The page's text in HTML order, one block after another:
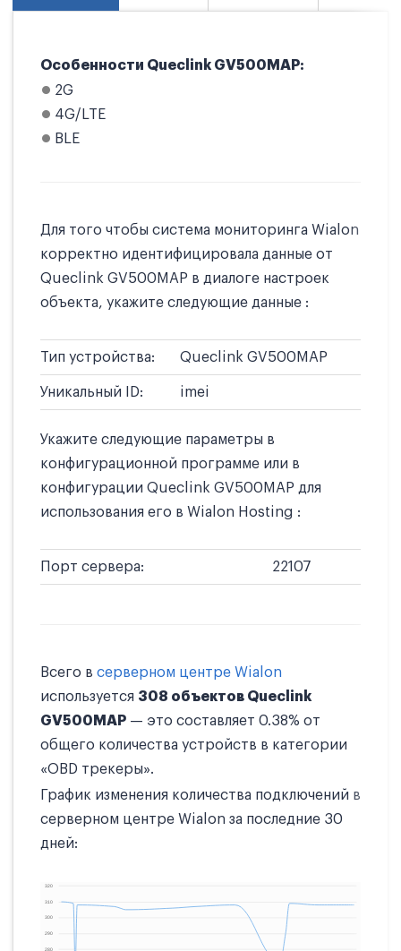
Особенности Queclink GV500MAP:
2G
4G/LTE
BLE
Для того чтобы система мониторинга Wialon
корректно идентифицировала данные от
Queclink GV500MAP в диалоге настроек
объекта, укажите следующие данные :
Тип устройства: Queclink GV500MAP
Уникальный ID: imei
Укажите следующие параметры в
конфигурационной программе или в
конфигурации Queclink GV500MAP для
использования его в Wialon Hosting :
Порт сервера: 22107
Всего в серверном центре Wialon
используется 308 объектов Queclink
GV500MAP — это составляет 0.38% от
общего количества устройств в категории
«OBD трекеры».
График изменения количества подключений в
серверном центре Wialon за последние 30
дней: